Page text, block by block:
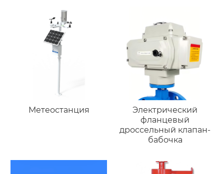
Метеостанция
Электрический
фланцевый
дроссельный клапан-
бабочка